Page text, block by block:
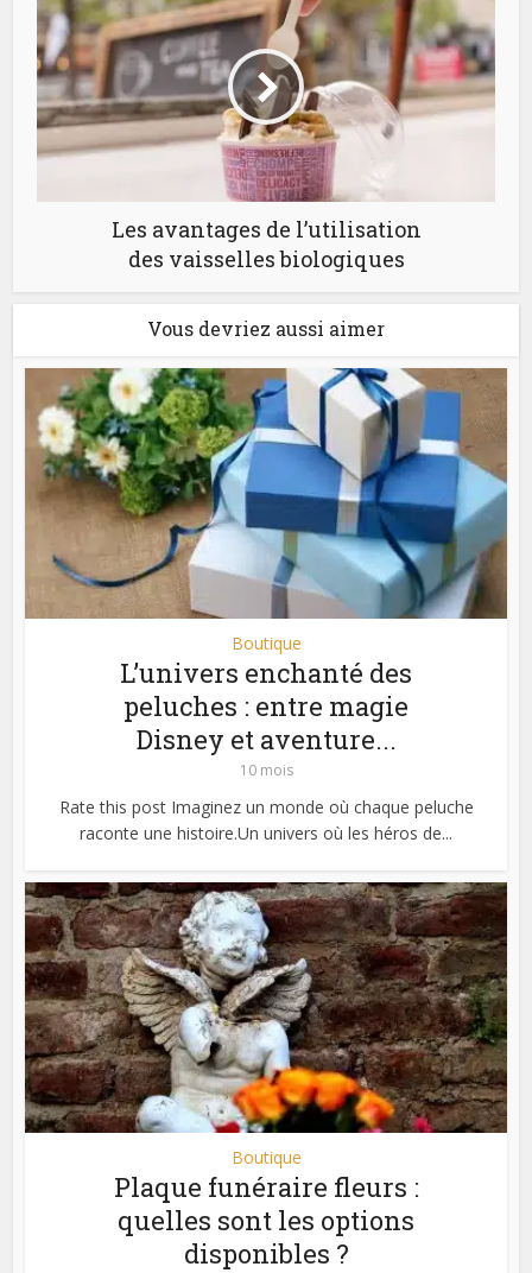
Les avantages de l’utilisation
des vaisselles biologiques
Vous devriez aussi aimer
Boutique
L’univers enchanté des
peluches : entre magie
Disney et aventure...
10 mois
Rate this post Imaginez un monde où chaque peluche
raconte une histoire.Un univers où les héros de...
Boutique
Plaque funéraire fleurs :
quelles sont les options
disponibles ?